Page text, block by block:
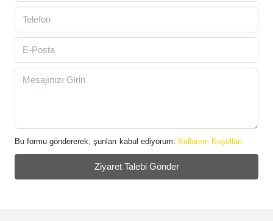
Bu formu göndererek, şunları kabul ediyorum: Kullanım Koşulları
Ziyaret Talebi Gönder